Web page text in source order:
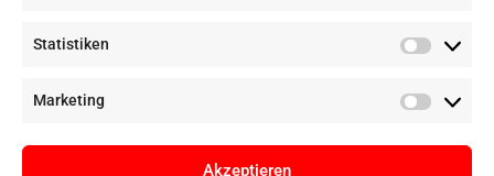
Statistiken
Marketing
Akzeptieren